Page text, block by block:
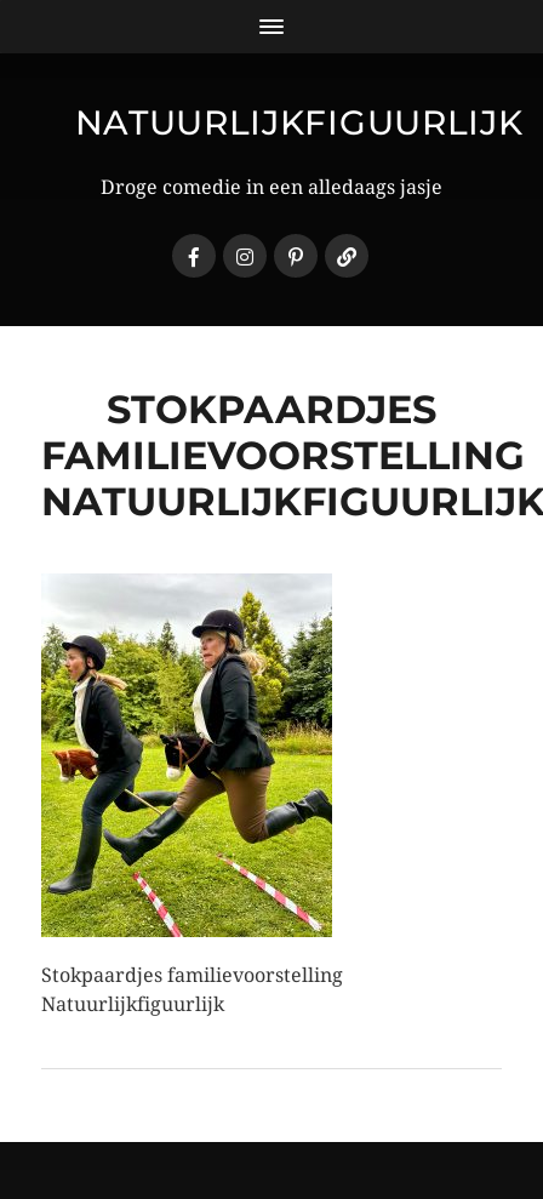
NATUURLIJKFIGUURLIJK
Droge comedie in een alledaags jasje
STOKPAARDJES
FAMILIEVOORSTELLING
Stokpaardjes familievoorstelling
Natuurlijkfiguurlijk